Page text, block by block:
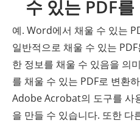
수 있는 PDF
예. Word에서 채울 수 있는
일반적으로 채울 수 있는
한 정보를 채울 수 있음을 의
를 채울 수 있는 PDF로 변환
Adobe Acrobat의 도구를 사
을 만들 수 있습니다. 또한 다